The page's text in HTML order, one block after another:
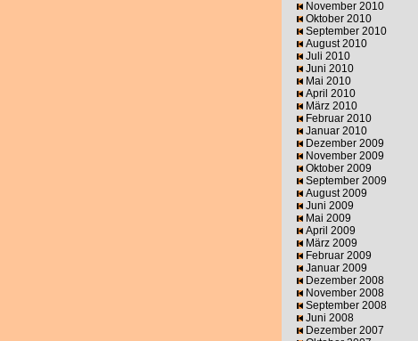
November 2010
Oktober 2010
September 2010
August 2010
Juli 2010
Juni 2010
Mai 2010
April 2010
März 2010
Februar 2010
Januar 2010
Dezember 2009
November 2009
Oktober 2009
September 2009
August 2009
Juni 2009
Mai 2009
April 2009
März 2009
Februar 2009
Januar 2009
Dezember 2008
November 2008
September 2008
Juni 2008
Dezember 2007